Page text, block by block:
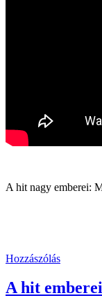
A hit nagy emberei:
Hozzászólás
A hit